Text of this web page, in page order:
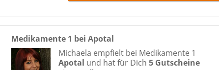
Medikamente 1 bei Apotal
Michaela empfielt bei Medikamente 1
Apotal und hat für Dich 5 Gutscheine